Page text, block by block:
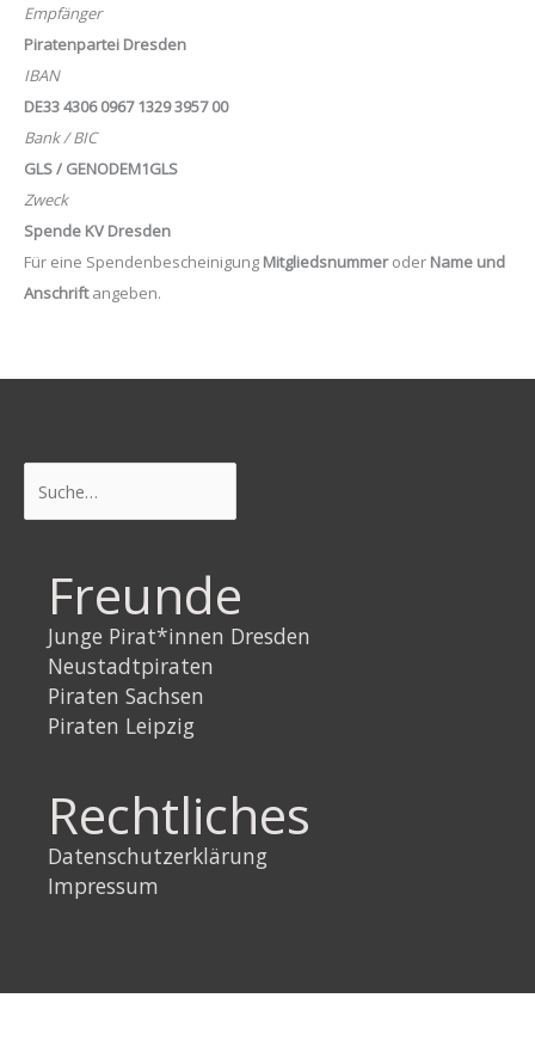
Empfänger
Piratenpartei Dresden
IBAN
DE33 4306 0967 1329 3957 00
Bank / BIC
GLS / GENODEM1GLS
Zweck
Spende KV Dresden
Für eine Spendenbescheinigung Mitgliedsnummeroder Name und
Anschriftangeben.
Freunde
Junge Pirat*innen Dresden
Neustadtpiraten
Piraten Sachsen
Piraten Leipzig
Rechtliches
Datenschutzerklärung
Impressum